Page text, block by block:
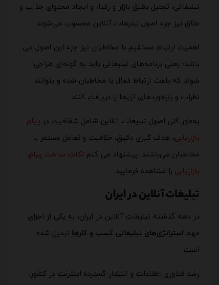
تبلیغاتی، تحلیل دقیق بازار و رقبا، و ایجاد محتوای جذاب و
خلاق نیز جزء اصول تبلیغات آنلاین محسوب می‌شوند.
اهمیت ارتباط مستقیم با مخاطبان نیز جزء این اصول می
باشد؛ یعنی برنامه‌های تبلیغاتی باید به گونه‌ای طراحی
شوند که باعث ارتباط فعال با مخاطبان شده و بتوانند
نظرات و بازخوردهای آن‌ها را دریافت کنند.
به‌طور کلی اصول تبلیغات آنلاین شامل شفافیت در پیام
بازاریابی، هدف گیری دقیق، خلاقیت و تعامل مستمر با
مخاطبان می‌باشند. پیشنهاد می کنم نکات ساخت پیام
بازاریابی را مشاهده فرمایید.
تبلیغات آنلاین در ایران
در دهه گذشته تبلیغات آنلاین در ایران، به یکی از اجزای
مهم استراتژی‌های تبلیغاتی کسب و کارها تبدیل شده
است.
رشد فناوری اطلاعات و انتشار گسترده اینترنت در کشور،